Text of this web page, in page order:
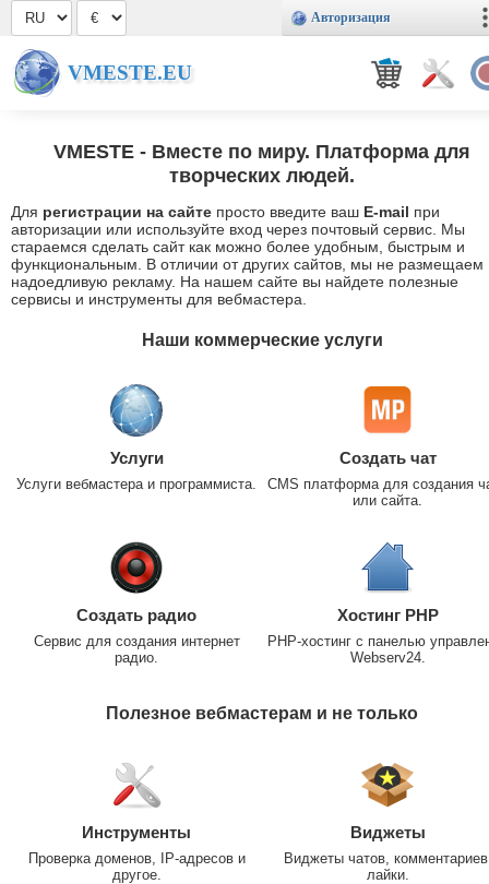
Авторизация
VMESTE.EU
VMESTE - Вместе по миру. Платформа для
творческих людей.
Для регистрации на сайте просто введите ваш E-mail при
авторизации или используйте вход через почтовый сервис. Мы
стараемся сделать сайт как можно более удобным, быстрым и
функциональным. В отличии от других сайтов, мы не размещаем
надоедливую рекламу. На нашем сайте вы найдете полезные
сервисы и инструменты для вебмастера.
Наши коммерческие услуги
Услуги
Услуги вебмастера и программиста.
Создать чат
CMS платформа для создания
или сайта.
Создать радио
Сервис для создания интернет
радио.
Хостинг PHP
PHP-хостинг с панелью
Webserv24.
Полезное вебмастерам и не только
Инструменты
Проверка доменов, IP-адресов и
другое.
Виджеты
Виджеты чатов,
лайки.